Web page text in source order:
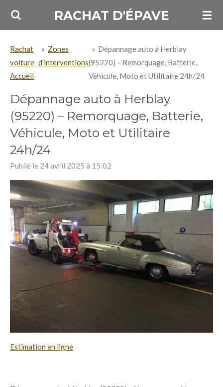
Passer
principal
RACHAT D'ÉPAVE
Rachat
voiture
Accueil
» Zones
d’interventions
» Dépannage auto à Herblay
(95220) – Remorquage, Batterie,
Véhicule, Moto et Utilitaire 24h/24
Dépannage auto à Herblay
(95220) – Remorquage, Batterie,
Véhicule, Moto et Utilitaire
24h/24
Publié le 24 avril 2025 à 15:02
Estimation en ligne